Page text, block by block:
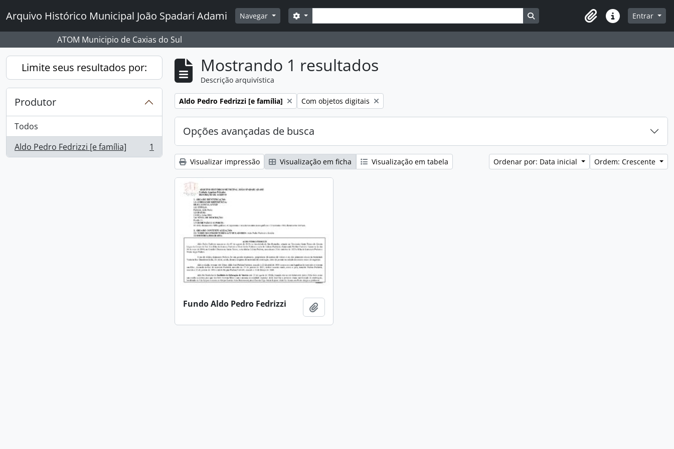
Arquivo Histórico Municipal João Spadari Adami Navegar Buscar
Opções de busca Busque na página de navegação
Atalhos Entrar
ATOM Municipio de Caxias do Sul
Limite seus resultados por:
Produtor
Todos
Aldo Pedro Fedrizzi [e família]
, 1 resultados 1
Mostrando 1 resultados
Descrição arquivística
Remover filtro:
Aldo Pedro Fedrizzi [e família] Remover filtro:
Com objetos digitais
Opções avançadas de busca
Visualizar impressão Visualização em ficha Visualização em tabela Ordenar por: Data inicial Ordem: Crescente
Fundo Aldo Pedro Fedrizzi